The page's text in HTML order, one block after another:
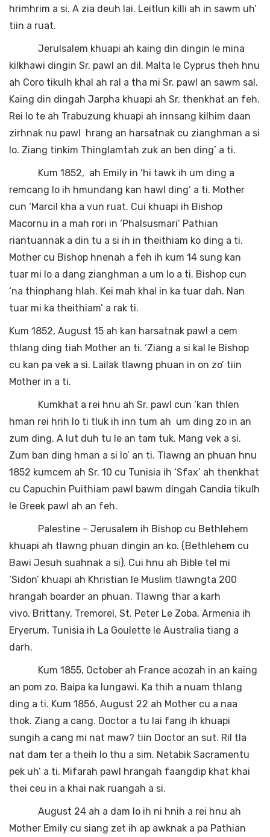
hrimhrim a si. A zia deuh lai. Leitlun killi ah in sawm uh’
tiin a ruat.
Jerulsalem khuapi ah kaing din dingin le mina
kilkhawi dingin Sr. pawl an dil. Malta le Cyprus theh hnu
ah Coro tikulh khal ah ral a tha mi Sr. pawl an sawm sal.
Kaing din dingah Jarpha khuapi ah Sr. thenkhat an feh.
Rei lo te ah Trabuzung khuapi ah innsang kilhim daan
zirhnak nu pawl hrang an harsatnak cu zianghman a si
lo. Ziang tinkim Thinglamtah zuk an ben ding’ a ti.
Kum 1852, ah Emily in ‘hi tawk ih um ding a
remcang lo ih hmundang kan hawl ding’ a ti. Mother
cun ‘Marcil kha a vun ruat. Cui khuapi ih Bishop
Macornu in a mah rori in ‘Phalsusmari’ Pathian
riantuannak a din tu a si ih in theithiam ko ding a ti.
Mother cu Bishop hnenah a feh ih kum 14 sung kan
tuar mi lo a dang zianghman a um lo a ti. Bishop cun
‘na thinphang hlah. Kei mah khal in ka tuar dah. Nan
tuar mi ka theithiam’ a rak ti.
Kum 1852, August 15 ah kan harsatnak pawl a cem
thlang ding tiah Mother an ti. ‘Ziang a si kal le Bishop
cu kan pa vek a si. Lailak tlawng phuan in on zo’ tiin
Mother in a ti.
Kumkhat a rei hnu ah Sr. pawl cun ‘kan thlen
hman rei hrih lo ti tluk ih inn tum ah um ding zo in an
zum ding. A lut duh tu le an tam tuk. Mang vek a si.
Zum ban ding hman a si lo’ an ti. Tlawng an phuan hnu
1852 kumcem ah Sr. 10 cu Tunisia ih ‘Sfax’ ah thenkhat
cu Capuchin Puithiam pawl bawm dingah Candia tikulh
le Greek pawl ah an feh.
Palestine – Jerusalem ih Bishop cu Bethlehem
khuapi ah tlawng phuan dingin an ko. (Bethlehem cu
Bawi Jesuh suahnak a si). Cui hnu ah Bible tel mi
‘Sidon’ khuapi ah Khristian le Muslim tlawngta 200
hrangah boarder an phuan. Tlawng thar a karh
vivo. Brittany, Tremorel, St. Peter Le Zoba, Armenia ih
Eryerum, Tunisia ih La Goulette le Australia tiang a
darh.
Kum 1855, October ah France acozah in an kaing
an pom zo. Baipa ka lungawi. Ka thih a nuam thlang
ding a ti. Kum 1856, August 22 ah Mother cu a naa
thok. Ziang a cang. Doctor a tu lai fang ih khuapi
sungih a cang mi nat maw? tiin Doctor an sut. Ril tla
nat dam ter a theih lo thu a sim. Netabik Sacramentu
pek uh’ a ti. Mifarah pawl hrangah faangdip khat khai
thei ceu in a khai nak ruangah a si.
August 24 ah a dam lo ih ni hnih a rei hnu ah
Mother Emily cu siang zet ih ap awknak a pa Pathian